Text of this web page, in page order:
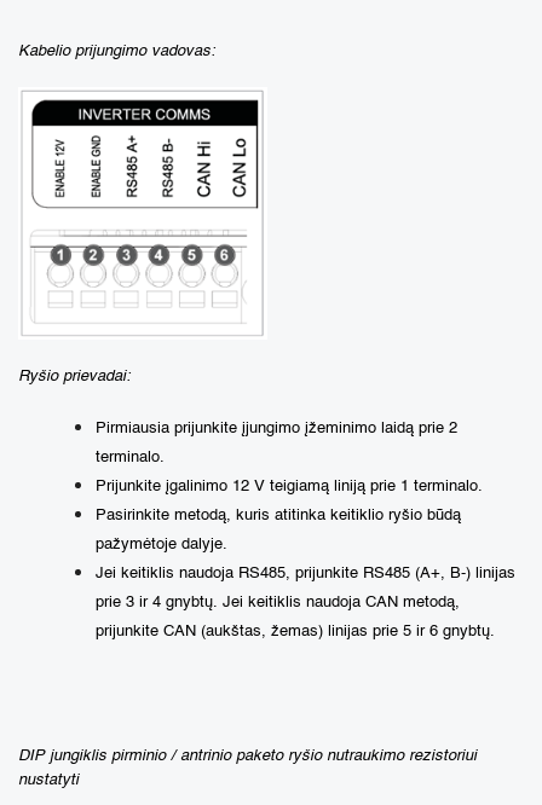
Kabelio prijungimo vadovas:
Ryšio prievadai:
Pirmiausia prijunkite įjungimo įžeminimo laidą prie 2
terminalo.
Prijunkite įgalinimo 12 V teigiamą liniją prie 1 terminalo.
Pasirinkite metodą, kuris atitinka keitiklio ryšio būdą
pažymėtoje dalyje.
Jei keitiklis naudoja RS485, prijunkite RS485 (A+, B-) linijas
prie 3 ir 4 gnybtų. Jei keitiklis naudoja CAN metodą,
prijunkite CAN (aukštas, žemas) linijas prie 5 ir 6 gnybtų.
DIP jungiklis pirminio / antrinio paketo ryšio nutraukimo rezistoriui
nustatyti